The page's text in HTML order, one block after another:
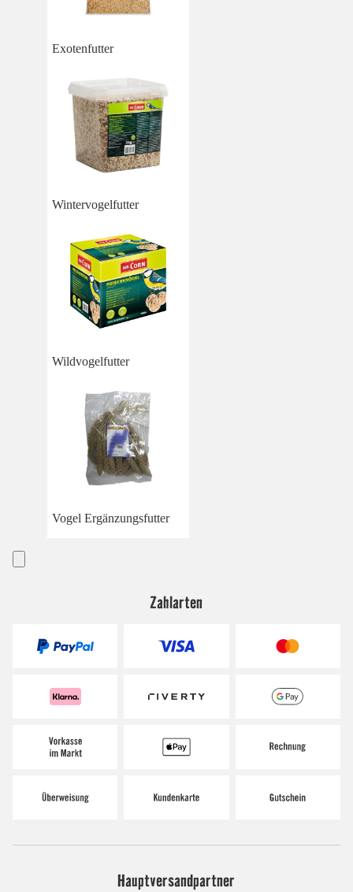
Exotenfutter
Wintervogelfutter
Wildvogelfutter
Vogel Ergänzungsfutter
Zahlarten
Hauptversandpartner